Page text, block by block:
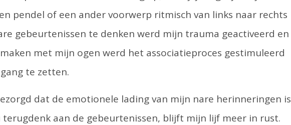
pendel of een ander voorwerp ritmisch van links naar rechts
gebeurtenissen te denken werd mijn trauma geactiveerd en
met mijn ogen werd het associatieproces gestimuleerd
te zetten.
dat de emotionele lading van mijn nare herinneringen is
terugdenk aan de gebeurtenissen, blijft mijn lijf meer in rust.